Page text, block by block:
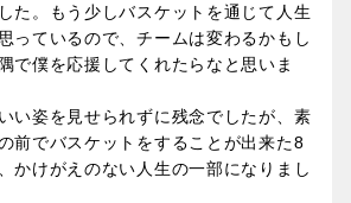
た。もう少しバスケットを通じて人生
っているので、チームは変わるかもし
で僕を応援してくれたらなと思いま
い姿を見せられずに残念でしたが、素
前でバスケットをすることが出来た8
かけがえのない人生の一部になりまし